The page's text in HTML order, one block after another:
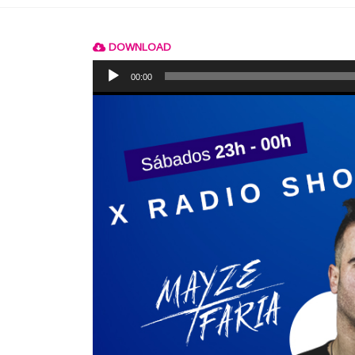
DOWNLOADReprodutor
00:00